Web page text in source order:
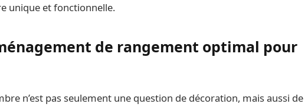
unique et fonctionnelle.
de rangement optimal pour
n’est pas seulement une question de décoration, mais aussi de